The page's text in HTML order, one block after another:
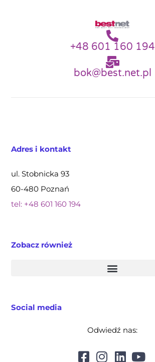
+48 601 160 194
bok@best.net.pl
Adres i kontakt
ul. Stobnicka 93
60-480 Poznań
tel: +48 601 160 194
Zobacz również
Social media
Odwiedź nas: